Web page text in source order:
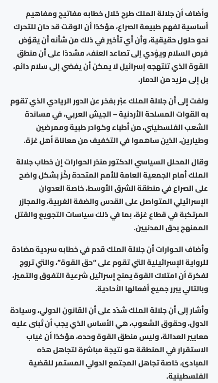
وأضاف أن جلالة الملك طرح خلال خطابه مفاتيح ومفاهيم
أساسية لفهم طبيعة الصراع، مؤكدًا أن الوقت قد حان للتحرك
نحو حلول حقيقية، وأن أي تأخير في ذلك من شأنه أن يقوّض
فرص السلام ويؤدي إلى تصاعد العنف، مشددًا على أن منطق
القوة الذي تنتهجه إسرائيل لا يمكن أن يفضي إلى سلام دائم،
بل إلى مزيد من الدمار.
ولفت إلى أن جلالة الملك عبّر بفخر عن الدور الريادي الذي تقوم
به القوات المسلحة الأردنية – الجيش العربي، في مساندة
الشعب الفلسطيني، من أطباء وكوادر طبية وممرضين
وطيارين، الذين ساهموا في التخفيف من معاناة أهل غزة.
وقال المحلل السياسي الدكتور منذر الحوارات إن خطاب جلالة
الملك أمام الجمعية العامة للأمم المتحدة ركّز بشكل واضح
على الصراع في منطقة الشرق الأوسط، خاصة العدوان
الإسرائيلي المتواصل على القدس والضفة الغربية، والمجازر
المرتكبة في قطاع غزة، بما في ذلك سياسات التجويع والقتل
الممنهج بحق المدنيين.
وأضاف الحوارات أن جلالة الملك قدم في خطابه سردية مضادة
للرواية الإسرائيلية التي تقوم على “حق القوة”، والتي تروج
لفكرة أن امتلاك القوة يمنح إسرائيل شرعية التفوق والتميز،
وبالتالي يبرر جميع أفعالها الأحادية.
وأشار إلى أن جلالة الملك شدّد على أن القانون الدولي، وسيادة
الدول، وحقوق الشعوب، هي الأساس الذي يجب أن تُبنى عليه
معايير العدالة، وليس منطق القوة وحده، مؤكدًا أن غياب
الاستقرار في المنطقة هو نتيجة مباشرة لتجاهل هذه
المبادئ، خاصة تجاهل المجتمع الدولي المستمر للقضية
الفلسطينية.